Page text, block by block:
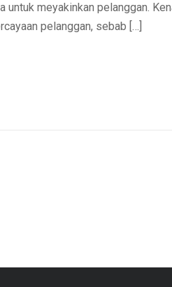
meyakinkan pelanggan.
pelanggan, sebab […]